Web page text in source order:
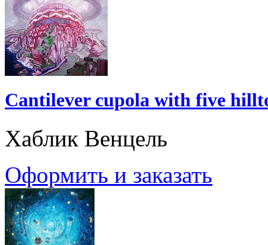
Cantilever cupola with five
Хаблик Венцель
Оформить и заказать